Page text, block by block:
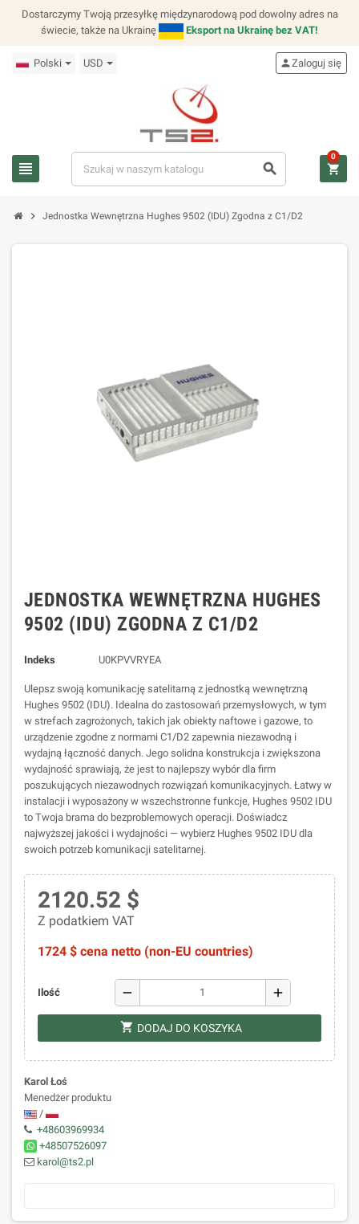
Dostarczymy Twoją przesyłkę międzynarodową pod dowolny adres na
świecie, także na Ukrainę
Eksport na Ukrainę bez VAT!
Polski USD
view_headline search
personZaloguj się
shopping_cart
0
chevron_right Jednostka Wewnętrzna Hughes 9502 (IDU) Zgodna z C1/D2
JEDNOSTKA WEWNĘTRZNA HUGHES
9502 (IDU) ZGODNA Z C1/D2
Indeks U0KPVVRYEA
Ulepsz swoją komunikację satelitarną z jednostką wewnętrzną
Hughes 9502 (IDU). Idealna do zastosowań przemysłowych, w tym
w strefach zagrożonych, takich jak obiekty naftowe i gazowe, to
urządzenie zgodne z normami C1/D2 zapewnia niezawodną i
wydajną łączność danych. Jego solidna konstrukcja i zwiększona
wydajność sprawiają, że jest to najlepszy wybór dla firm
poszukujących niezawodnych rozwiązań komunikacyjnych. Łatwy w
instalacji i wyposażony w wszechstronne funkcje, Hughes 9502 IDU
to Twoja brama do bezproblemowych operacji. Doświadcz
najwyższej jakości i wydajności — wybierz Hughes 9502 IDU dla
swoich potrzeb komunikacji satelitarnej.
2120.52 $
Z podatkiem VAT
1724 $ cena netto (non-EU countries)
Ilość remove add
shopping_cart DODAJ DO KOSZYKA
Karol Łoś
Menedżer produktu
/
+48603969934
+48507526097
karol@ts2.pl